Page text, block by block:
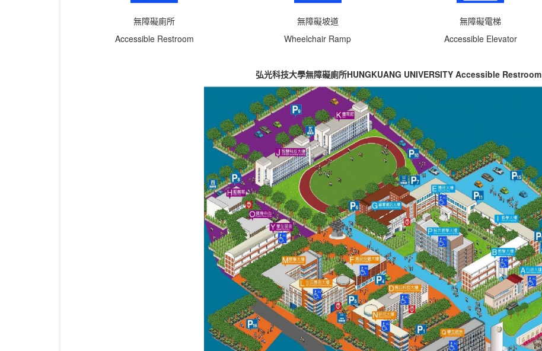
無障礙廁所
Accessible Restroom
無障礙坡道
Wheelchair Ramp
無障礙電梯
Accessible Elevator
弘光科技大學無障礙廁所HUNGKUANG UNIVERSITY Accessible Restroom